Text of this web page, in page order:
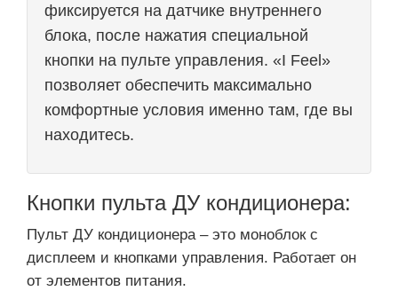
фиксируется на датчике внутреннего
блока, после нажатия специальной
кнопки на пульте управления. «I Feel»
позволяет обеспечить максимально
комфортные условия именно там, где вы
находитесь.
Кнопки пульта ДУ кондиционера:
Пульт ДУ кондиционера – это моноблок с
дисплеем и кнопками управления. Работает он
от элементов питания.